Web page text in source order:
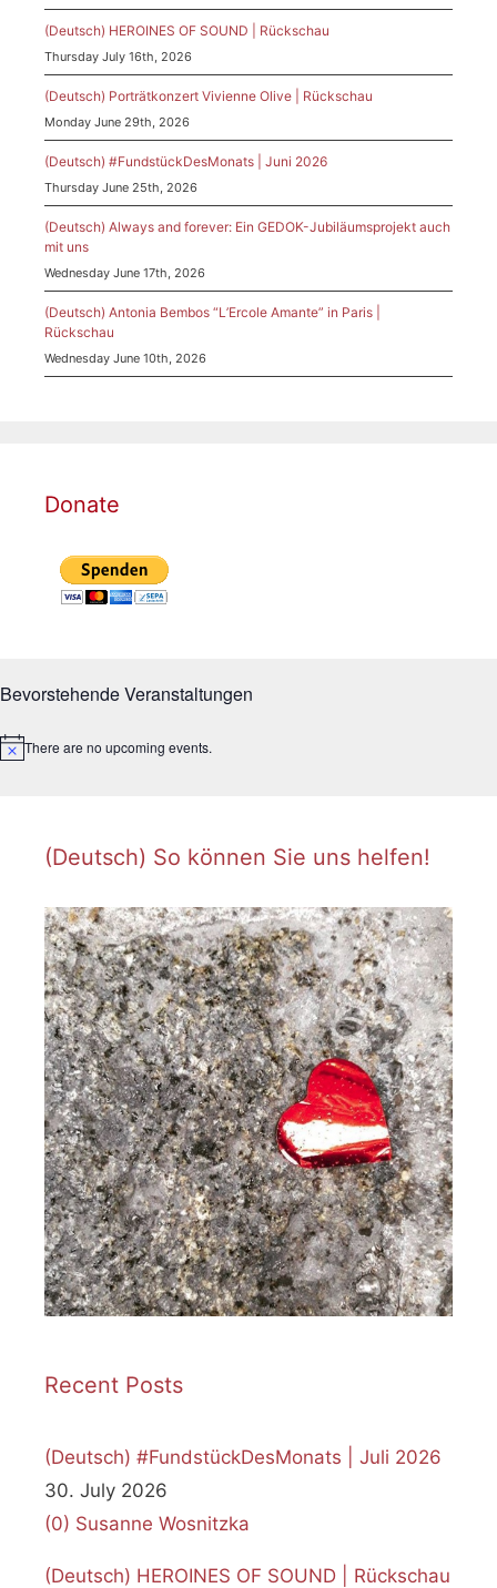
(Deutsch) HEROINES OF SOUND | Rückschau
Thursday July 16th, 2026
(Deutsch) Porträtkonzert Vivienne Olive | Rückschau
Monday June 29th, 2026
(Deutsch) #FundstückDesMonats | Juni 2026
Thursday June 25th, 2026
(Deutsch) Always and forever: Ein GEDOK-Jubiläumsprojekt auch
mit uns
Wednesday June 17th, 2026
(Deutsch) Antonia Bembos “L’Ercole Amante” in Paris |
Rückschau
Wednesday June 10th, 2026
Donate
Bevorstehende Veranstaltungen
N
There are no upcoming events.
(Deutsch) So können Sie uns helfen!
Recent Posts
(Deutsch) #FundstückDesMonats | Juli 2026
30. July 2026
(0) Susanne Wosnitzka
(Deutsch) HEROINES OF SOUND | Rückschau